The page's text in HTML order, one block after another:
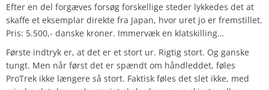
Efter en del forgæves forsøg forskellige steder lykkedes det at
skaffe et eksemplar direkte fra Japan, hvor uret jo er fremstillet.
Pris: 5.500,- danske kroner. Immervæk en klatskilling…
Første indtryk er, at det er et stort ur. Rigtig stort. Og ganske
tungt. Men når først det er spændt om håndleddet, føles
ProTrek ikke længere så stort. Faktisk føles det slet ikke, med